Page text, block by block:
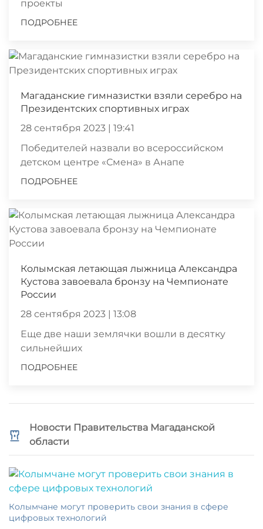
проекты
ПОДРОБНЕЕ
Магаданские гимназистки взяли серебро на
Президентских спортивных играх
28 сентября 2023 | 19:41
Победителей назвали во всероссийском
детском центре «Смена» в Анапе
ПОДРОБНЕЕ
Колымская летающая лыжница Александра
Кустова завоевала бронзу на Чемпионате
России
28 сентября 2023 | 13:08
Еще две наши землячки вошли в десятку
сильнейших
ПОДРОБНЕЕ
Новости Правительства Магаданской
области
Колымчане могут проверить свои знания в сфере
цифровых технологий